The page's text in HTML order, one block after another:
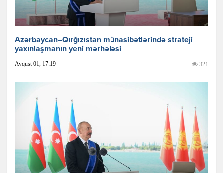
Azərbaycan–Qırğızıstan münasibətlərində strateji
yaxınlaşmanın yeni mərhələsi
Avqust 01, 17:19 321